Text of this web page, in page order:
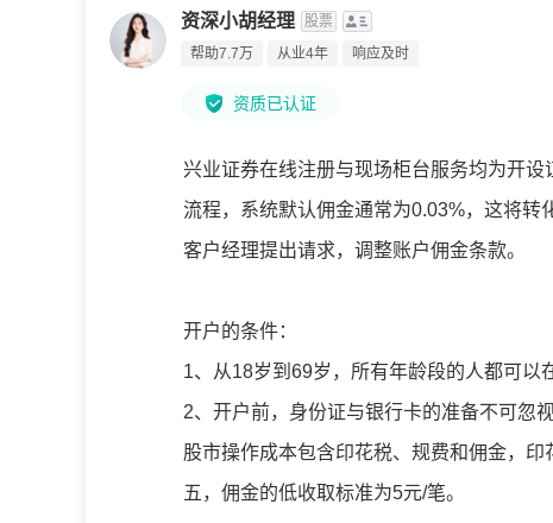
资深小胡经理 股票
帮助7.7万
从业4年 响应及时
资质已认证
兴业证券在线注册与现场柜台服务均为开
流程，系统默认佣金通常为0.03%，这将转
客户经理提出请求，调整账户佣金条款。
开户的条件：
1、从18岁到69岁，所有年龄段的人都可以
2、开户前，身份证与银行卡的准备不可忽
股市操作成本包含印花税、规费和佣金，
五，佣金的低收取标准为5元/笔。